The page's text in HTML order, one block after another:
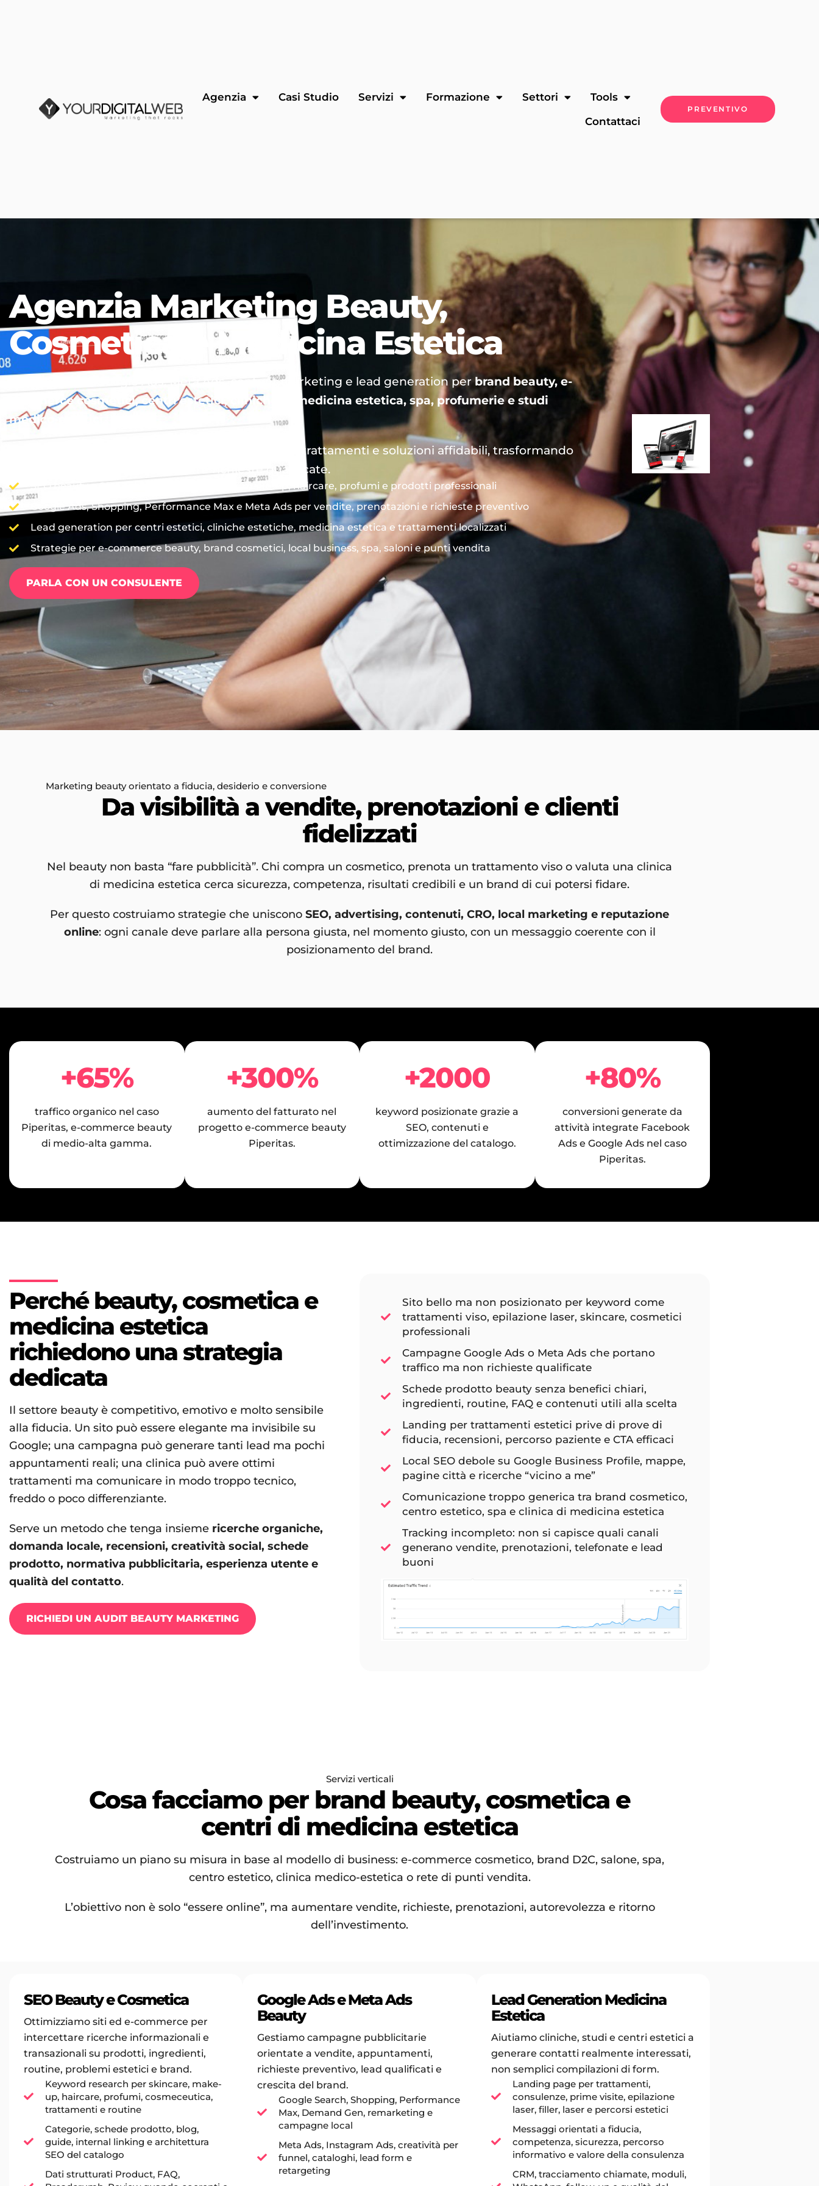
Agenzia Casi Studio Servizi Formazione Settori
Tools
Contattaci
PREVENTIVO
Agenzia Marketing Beauty,
Cosmetica e Medicina Estetica
Strategie SEO, Google Ads, Meta Ads, content marketing e lead generation perbrand beauty, e-
commerce cosmetici, centri estetici, cliniche di medicina estetica, spa, profumerie e studi
medico-estetici
Ti aiutiamo a essere trovato da chi cerca prodotti, trattamenti e soluzioni affidabili, trasformando
visibilità in vendite, prenotazioni e richieste qualificate.
SEO beauty e SEO cosmetica per skincare, make-up, haircare, profumi e prodotti professionali
Google Ads, Shopping, Performance Max e Meta Ads per vendite, prenotazioni e richieste preventivo
Lead generation per centri estetici, cliniche estetiche, medicina estetica e trattamenti localizzati
Strategie per e-commerce beauty, brand cosmetici, local business, spa, saloni e punti vendita
PARLA CON UN CONSULENTE
Marketing beauty orientato a fiducia, desiderio e conversione
Da visibilità a vendite, prenotazioni e clienti
fidelizzati
Nel beauty non basta “fare pubblicità”. Chi compra un cosmetico, prenota un trattamento viso o valuta una clinica
di medicina estetica cerca sicurezza, competenza, risultati credibili e un brand di cui potersi fidare.
Per questo costruiamo strategie che uniscono SEO, advertising, contenuti, CRO, local marketing e reputazione
online: ogni canale deve parlare alla persona giusta, nel momento giusto, con un messaggio coerente con il
posizionamento del brand.
+65%
traffico organico nel caso
Piperitas, e-commerce beauty
di medio-alta gamma.
+300%
aumento del fatturato nel
progetto e-commerce beauty
Piperitas.
+2000
keyword posizionate grazie a
SEO, contenuti e
ottimizzazione del catalogo.
+80%
conversioni generate da
attività integrate Facebook
Ads e Google Ads nel caso
Piperitas.
Perché beauty, cosmetica e
medicina estetica
richiedono una strategia
dedicata
Il settore beauty è competitivo, emotivo e molto sensibile
alla fiducia. Un sito può essere elegante ma invisibile su
Google; una campagna può generare tanti lead ma pochi
appuntamenti reali; una clinica può avere ottimi
trattamenti ma comunicare in modo troppo tecnico,
freddo o poco differenziante.
Serve un metodo che tenga insieme ricerche organiche,
domanda locale, recensioni, creatività social, schede
prodotto, normativa pubblicitaria, esperienza utente e
qualità del contatto.
RICHIEDI UN AUDIT BEAUTY MARKETING
Sito bello ma non posizionato per keyword come
trattamenti viso, epilazione laser, skincare, cosmetici
professionali
Campagne Google Ads o Meta Ads che portano
traffico ma non richieste qualificate
Schede prodotto beauty senza benefici chiari,
ingredienti, routine, FAQ e contenuti utili alla scelta
Landing per trattamenti estetici prive di prove di
fiducia, recensioni, percorso paziente e CTA efficaci
Local SEO debole su Google Business Profile, mappe,
pagine città e ricerche “vicino a me”
Comunicazione troppo generica tra brand cosmetico,
centro estetico, spa e clinica di medicina estetica
Tracking incompleto: non si capisce quali canali
generano vendite, prenotazioni, telefonate e lead
buoni
Servizi verticali
Cosa facciamo per brand beauty, cosmetica e
centri di medicina estetica
Costruiamo un piano su misura in base al modello di business: e-commerce cosmetico, brand D2C, salone, spa,
centro estetico, clinica medico-estetica o rete di punti vendita.
L’obiettivo non è solo “essere online”, ma aumentare vendite, richieste, prenotazioni, autorevolezza e ritorno
dell’investimento.
SEO Beauty e Cosmetica
Ottimizziamo siti ed e-commerce per
intercettare ricerche informazionali e
transazionali su prodotti, ingredienti,
routine, problemi estetici e brand.
Keyword research per skincare, make-
up, haircare, profumi, cosmeceutica,
trattamenti e routine
Categorie, schede prodotto, blog,
guide, internal linking e architettura
SEO del catalogo
Dati strutturati Product, FAQ,
Google Ads e Meta Ads
Beauty
Gestiamo campagne pubblicitarie
orientate a vendite, appuntamenti,
richieste preventivo, lead qualificati e
crescita del brand.
Google Search, Shopping, Performance
Max, Demand Gen, remarketing e
campagne local
Meta Ads, Instagram Ads, creatività per
funnel, cataloghi, lead form e
retargeting
Lead Generation Medicina
Estetica
Aiutiamo cliniche, studi e centri estetici a
generare contatti realmente interessati,
non semplici compilazioni di form.
Landing page per trattamenti,
consulenze, prime visite, epilazione
laser, filler, laser e percorsi estetici
Messaggi orientati a fiducia,
competenza, sicurezza, percorso
informativo e valore della consulenza
CRM, tracciamento chiamate, moduli,